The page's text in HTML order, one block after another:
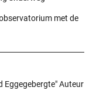
met de
Eggegebergte" Auteur